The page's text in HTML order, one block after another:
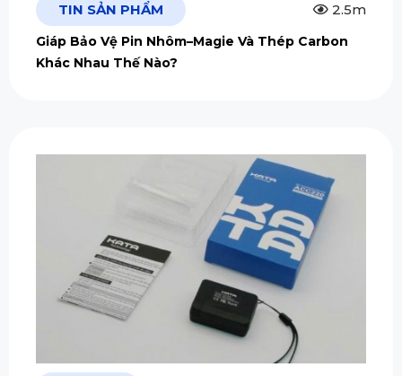
TIN SẢN PHẨM 2.5m
Giáp Bảo Vệ Pin Nhôm–Magie Và Thép Carbon
Khác Nhau Thế Nào?